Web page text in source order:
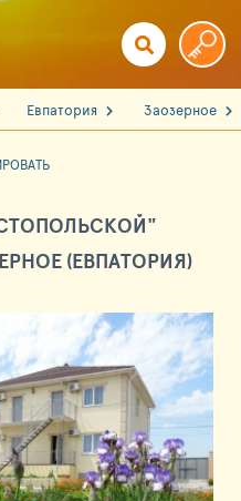
Евпатория Заозерное
(ЕВПАТОРИЯ)